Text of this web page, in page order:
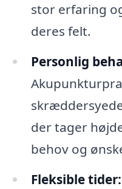
stor erfaring
deres felt.
Personlig
der tager
behov og
Fleksible tider: